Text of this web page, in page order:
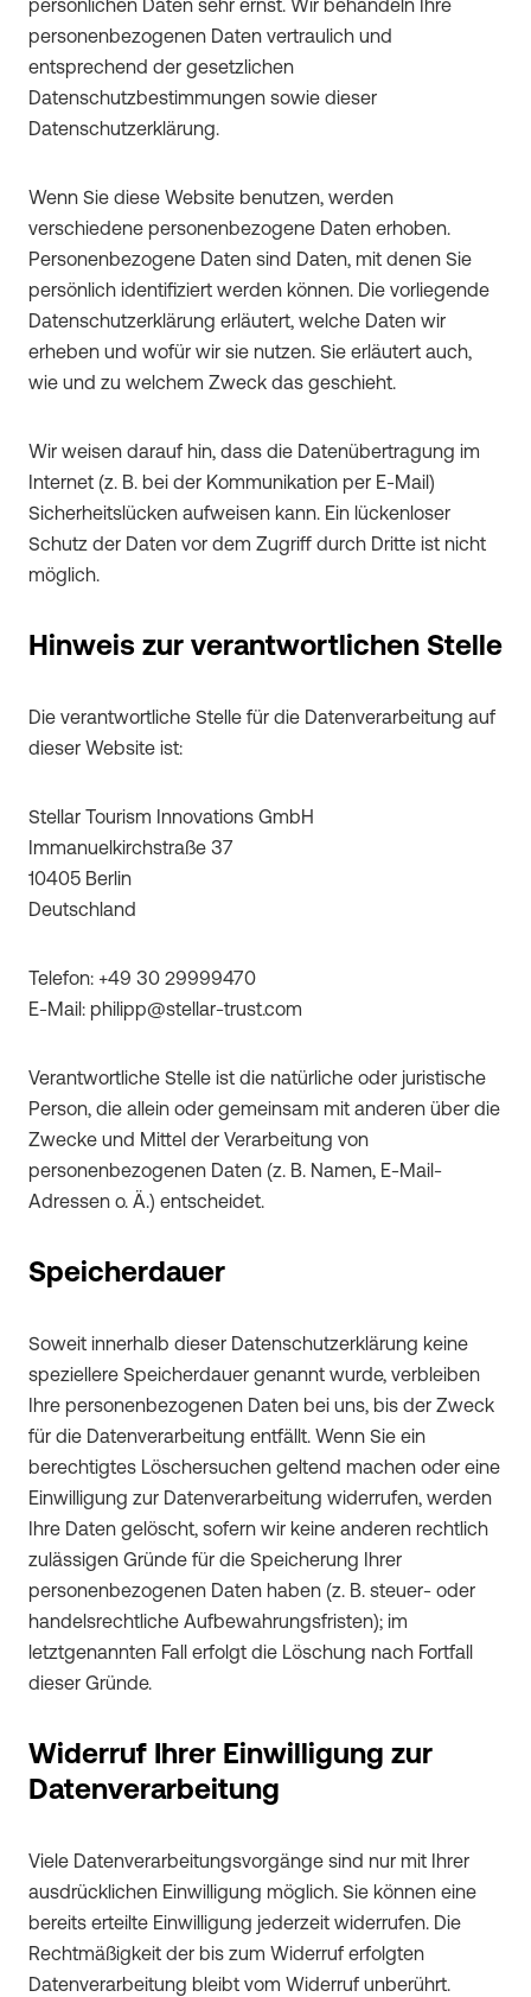
persönlichen Daten sehr ernst. Wir behandeln Ihre
personenbezogenen Daten vertraulich und
entsprechend der gesetzlichen
Datenschutzbestimmungen sowie dieser
Datenschutzerklärung.
Wenn Sie diese Website benutzen, werden
verschiedene personenbezogene Daten erhoben.
Personenbezogene Daten sind Daten, mit denen Sie
persönlich identifiziert werden können. Die vorliegende
Datenschutzerklärung erläutert, welche Daten wir
erheben und wofür wir sie nutzen. Sie erläutert auch,
wie und zu welchem Zweck das geschieht.
Wir weisen darauf hin, dass die Datenübertragung im
Internet (z. B. bei der Kommunikation per E-Mail)
Sicherheitslücken aufweisen kann. Ein lückenloser
Schutz der Daten vor dem Zugriff durch Dritte ist nicht
möglich.
Hinweis zur verantwortlichen Stelle
Die verantwortliche Stelle für die Datenverarbeitung auf
dieser Website ist:
Stellar Tourism Innovations GmbH
Immanuelkirchstraße 37
10405 Berlin
Deutschland
Telefon: +49 30 29999470
E-Mail: philipp@stellar-trust.com
Verantwortliche Stelle ist die natürliche oder juristische
Person, die allein oder gemeinsam mit anderen über die
Zwecke und Mittel der Verarbeitung von
personenbezogenen Daten (z. B. Namen, E-Mail-
Adressen o. Ä.) entscheidet.
Speicherdauer
Soweit innerhalb dieser Datenschutzerklärung keine
speziellere Speicherdauer genannt wurde, verbleiben
Ihre personenbezogenen Daten bei uns, bis der Zweck
für die Datenverarbeitung entfällt. Wenn Sie ein
berechtigtes Löschersuchen geltend machen oder eine
Einwilligung zur Datenverarbeitung widerrufen, werden
Ihre Daten gelöscht, sofern wir keine anderen rechtlich
zulässigen Gründe für die Speicherung Ihrer
personenbezogenen Daten haben (z. B. steuer- oder
handelsrechtliche Aufbewahrungsfristen); im
letztgenannten Fall erfolgt die Löschung nach Fortfall
dieser Gründe.
Widerruf Ihrer Einwilligung zur
Datenverarbeitung
Viele Datenverarbeitungsvorgänge sind nur mit Ihrer
ausdrücklichen Einwilligung möglich. Sie können eine
bereits erteilte Einwilligung jederzeit widerrufen. Die
Rechtmäßigkeit der bis zum Widerruf erfolgten
Datenverarbeitung bleibt vom Widerruf unberührt.